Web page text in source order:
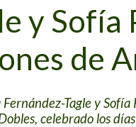
y
de
Tagle y
celebrado los